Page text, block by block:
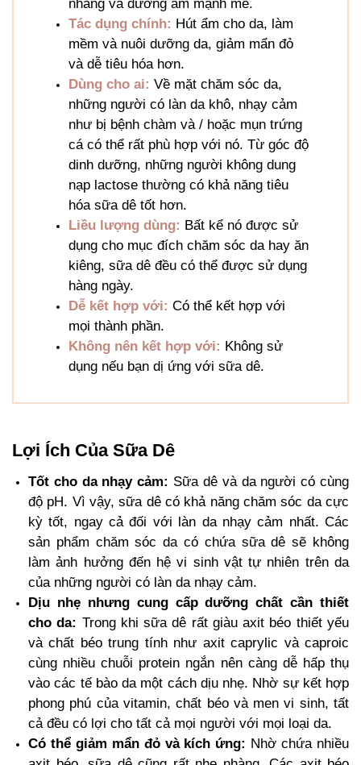
Tác dụng chính: Hút ẩm cho da, làm
mềm và nuôi dưỡng da, giảm mẩn đỏ
và dễ tiêu hóa hơn.
Dùng cho ai: Về mặt chăm sóc da,
những người có làn da khô, nhạy cảm
như bị bệnh chàm và / hoặc mụn trứng
cá có thể rất phù hợp với nó. Từ góc độ
dinh dưỡng, những người không dung
nạp lactose thường có khả năng tiêu
hóa sữa dê tốt hơn.
Liều lượng dùng: Bất kể nó được sử
dụng cho mục đích chăm sóc da hay ăn
kiêng, sữa dê đều có thể được sử dụng
hàng ngày.
Dễ kết hợp với: Có thể kết hợp với
mọi thành phần.
Không nên kết hợp với: Không sử
dụng nếu bạn dị ứng với sữa dê.
Lợi Ích Của Sữa Dê
Tốt cho da nhạy cảm: Sữa dê và da người có cùng
độ pH. Vì vậy, sữa dê có khả năng chăm sóc da cực
kỳ tốt, ngay cả đối với làn da nhạy cảm nhất. Các
sản phẩm chăm sóc da có chứa sữa dê sẽ không
làm ảnh hưởng đến hệ vi sinh vật tự nhiên trên da
của những người có làn da nhạy cảm.
Dịu nhẹ nhưng cung cấp dưỡng chất cần thiết
cho da: Trong khi sữa dê rất giàu axit béo thiết yếu
và chất béo trung tính như axit caprylic và caproic
cùng nhiều chuỗi protein ngắn nên càng dễ hấp thụ
vào các tế bào da một cách dịu nhẹ. Nhờ sự kết hợp
phong phú của vitamin, chất béo và men vi sinh, tất
cả đều có lợi cho tất cả mọi người với mọi loại da.
Có thể giảm mẩn đỏ và kích ứng: Nhờ chứa nhiều